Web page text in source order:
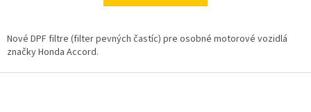
Nové DPF filtre (filter pevných častíc) pre osobné motorové vozidlá
značky Honda Accord.